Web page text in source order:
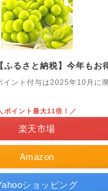
ふるさと納税】今年もお
イント付与は2025年10月に
Amazon
ポイント最大11倍！／
楽天市場
ショッピング